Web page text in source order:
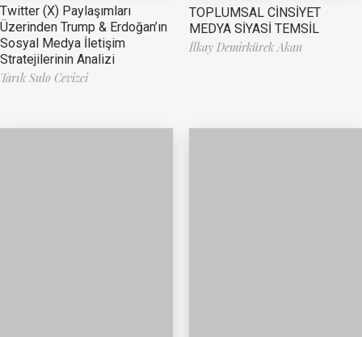
Twitter (X) Paylaşımları
Üzerinden Trump & Erdoğan’ın
Sosyal Medya İletişim
Stratejilerinin Analizi
Tarık Sulo Cevizci
TOPLUMSAL CİNSİYET
MEDYA SİYASİ TEMSİL
İlkay Demirkürek Akan